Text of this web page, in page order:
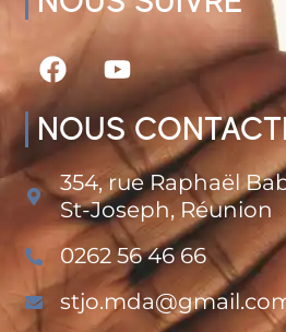
NOUS
354, rue Raphaël
St-Joseph, Réunion
0262 56 46 66